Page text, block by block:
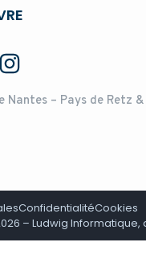
Nantes – Pays de Retz &
– Ludwig
ConfidentialitéCookies